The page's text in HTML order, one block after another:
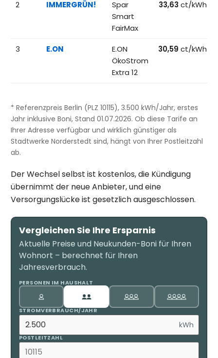
2 IMMERGRÜN!
Spar
Smart
FairMax
33,63 ct/kWh
3 E.ON
E.ON
ÖkoStrom
Extra 12
30,59 ct/kWh
* Referenzpreis Berlin (PLZ 10115), 3.500 kWh/Jahr, erstes
Jahr inklusive Boni, Stand 01.07.2026. Ob diese Tarife an
Ihrer Adresse verfügbar und wirklich günstiger als
Stadtwerke Norderstedt sind, hängt von Ihrer Postleitzahl
ab.
Der Wechsel selbst ist kostenlos, die Kündigung
übernimmt der neue Anbieter, und eine
Versorgungslücke ist gesetzlich ausgeschlossen.
Vergleichen Sie Ihre Ersparnis
Aktuelle Preise und Neukunden-Boni für Ihren
Wohnort – berechnet für Ihren
Jahresverbrauch.
PERSONEN IM HAUSHALT
STROMVERBRAUCH/JAHR
kWh
POSTLEITZAHL